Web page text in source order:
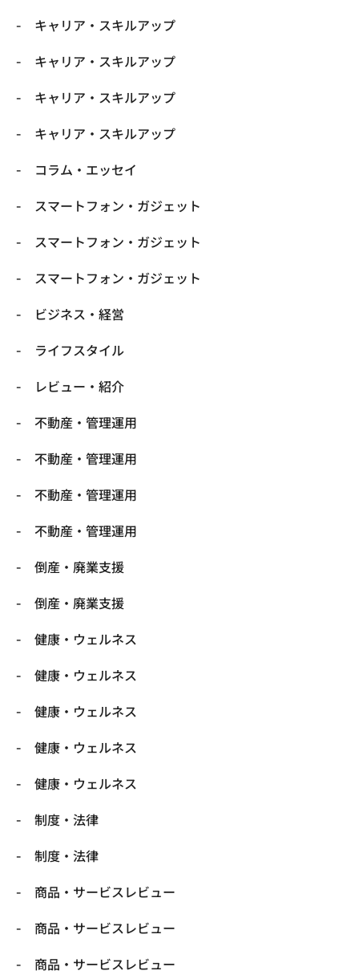
キャリア・スキルアップ
キャリア・スキルアップ
キャリア・スキルアップ
キャリア・スキルアップ
コラム・エッセイ
スマートフォン・ガジェット
スマートフォン・ガジェット
スマートフォン・ガジェット
ビジネス・経営
ライフスタイル
レビュー・紹介
不動産・管理運用
不動産・管理運用
不動産・管理運用
不動産・管理運用
倒産・廃業支援
倒産・廃業支援
健康・ウェルネス
健康・ウェルネス
健康・ウェルネス
健康・ウェルネス
健康・ウェルネス
制度・法律
制度・法律
商品・サービスレビュー
商品・サービスレビュー
商品・サービスレビュー